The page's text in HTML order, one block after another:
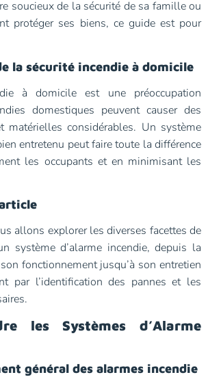
soucieux de la sécurité de sa famille ou
protéger ses biens, ce guide est pour
la sécurité incendie à domicile
à domicile est une préoccupation
domestiques peuvent causer des
matérielles considérables. Un système
entretenu peut faire toute la différence
les occupants et en minimisant les
allons explorer les diverses facettes de
système d’alarme incendie, depuis la
fonctionnement jusqu’à son entretien
par l’identification des pannes et les
les Systèmes d’Alarme
général des alarmes incendie